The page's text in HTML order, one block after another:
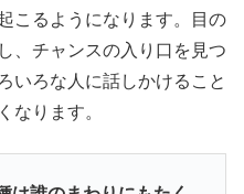
こるようになります。目の
、チャンスの入り口を見つ
いろな人に話しかけること
なります。